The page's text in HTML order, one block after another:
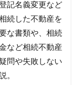
記名義変更など
続した不動産を
な書類や、相続
など相続不動産
問や失敗しない
。